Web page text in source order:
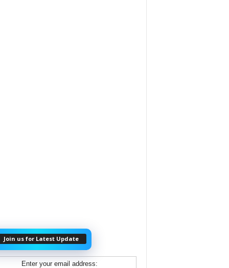
Join us for Latest Update
Enter your email address: